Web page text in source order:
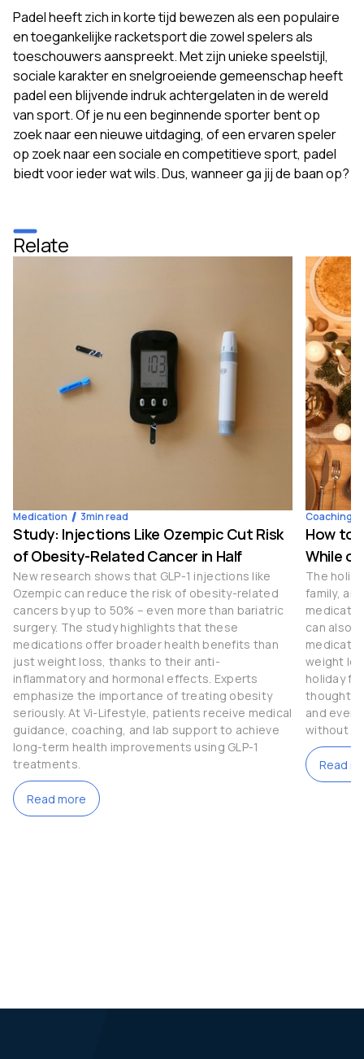
Padel heeft zich in korte tijd bewezen als een populaire
en toegankelijke racketsport die zowel spelers als
toeschouwers aanspreekt. Met zijn unieke speelstijl,
sociale karakter en snelgroeiende gemeenschap heeft
padel een blijvende indruk achtergelaten in de wereld
van sport. Of je nu een beginnende sporter bent op
zoek naar een nieuwe uitdaging, of een ervaren speler
op zoek naar een sociale en competitieve sport, padel
biedt voor ieder wat wils. Dus, wanneer ga jij de baan op?
Relate
Medication 3min read
Study: Injections Like Ozempic Cut Risk
of Obesity-Related Cancer in Half
New research shows that GLP-1 injections like
Ozempic can reduce the risk of obesity-related
cancers by up to 50% – even more than bariatric
surgery. The study highlights that these
medications offer broader health benefits than
just weight loss, thanks to their anti-
inflammatory and hormonal effects. Experts
emphasize the importance of treating obesity
seriously. At Vi-Lifestyle, patients receive medical
guidance, coaching, and lab support to achieve
long-term health improvements using GLP-1
treatments.
Read more
Coaching
How to
While
The
family,
can also
weight
holiday
thoughtful
and even
without
Read